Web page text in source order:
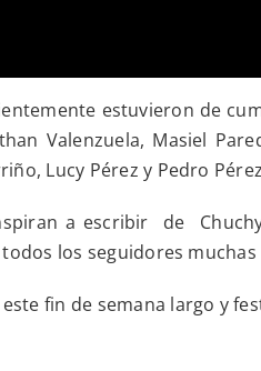
estuvieron de
Valenzuela, Masiel
Lucy Pérez y Pedro
a escribir de
los seguidores
fin de semana largo y